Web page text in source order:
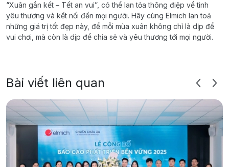
“Xuân gắn kết – Tết an vui”, có thể lan tỏa thông điệp về tình
yêu thương và kết nối đến mọi người. Hãy cùng Elmich lan toả
những giá trị tốt đẹp này, để mỗi mùa xuân không chỉ là dịp để
vui chơi, mà còn là dịp để chia sẻ và yêu thương tới mọi người.
Bài viết liên quan